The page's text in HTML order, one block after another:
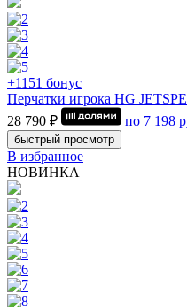
+1151 бонус
Перчатки игрока HG
28 790 ₽
по 7 198
быстрый просмотр
В избранное
НОВИНКА